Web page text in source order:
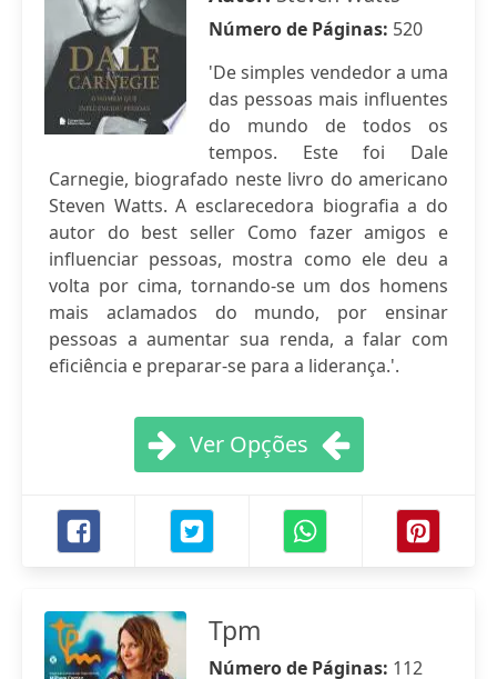
Número de Páginas: 520
'De simples vendedor a uma
das pessoas mais influentes
do mundo de todos os
tempos. Este foi Dale
Carnegie, biografado neste livro do americano
Steven Watts. A esclarecedora biografia a do
autor do best seller Como fazer amigos e
influenciar pessoas, mostra como ele deu a
volta por cima, tornando-se um dos homens
mais aclamados do mundo, por ensinar
pessoas a aumentar sua renda, a falar com
eficiência e preparar-se para a liderança.'.
Ver Opções
Tpm
Número de Páginas: 112